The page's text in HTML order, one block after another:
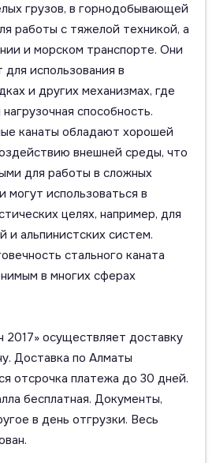
грузов, в горнодобывающей
работы с тяжелой техникой, а
и морском транспорте. Они
использования в
и других механизмах, где
способность.
канаты обладают хорошей
внешней среды, что
для работы в сложных
могут использоваться в
целях, например, для
и альпинистских систем.
стального каната
в многих сферах
2017» осуществляет доставку
Доставка по Алматы
отсрочка платежа до 30 дней.
бесплатная. Документы,
в день отгрузки. Весь